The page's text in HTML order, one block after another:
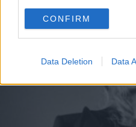
use your data for below
consent section.
CONFIRM
Data Deletion Data
PERDITA DURANGO